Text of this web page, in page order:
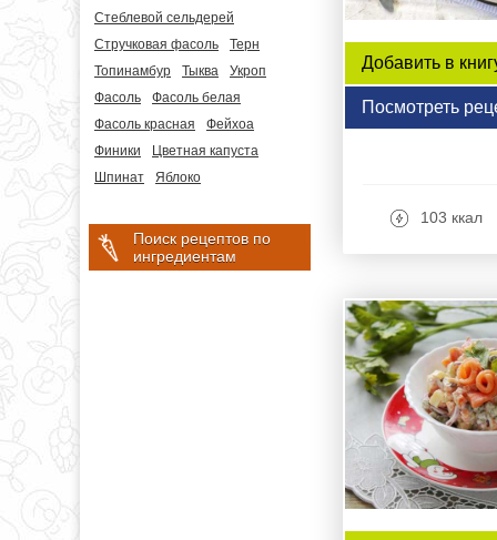
Стеблевой сельдерей
Стручковая фасоль
Терн
Топинамбур
Тыква
Укроп
Фасоль
Фасоль белая
Фасоль красная
Фейхоа
Финики
Цветная капуста
Шпинат
Яблоко
Поиск рецептов по
ингредиентам
Добавить в
Посмотреть
103 ккал